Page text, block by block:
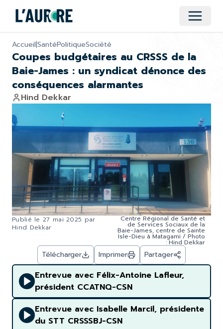
Ouvrir
Accueil|SantéPolitiqueSociété
Coupes budgétaires au CRSSS de la
Baie-James : un syndicat dénonce des
conséquences alarmantes
Hind Dekkar
Publié le 27 mai 2025 par
Hind Dekkar
Centre Régional de Santé et
de Services Sociaux de la
Baie-James, centre de Sainte
Isle-Dieu à Matagami / Photo
: Hind Dekkar
Télécharger Imprimer Partager
Entrevue avec Félix-Antoine Lafleur,
président CCATNQ-CSN
Entrevue avec Isabelle Marcil, présidente
du STT CRSSSBJ-CSN